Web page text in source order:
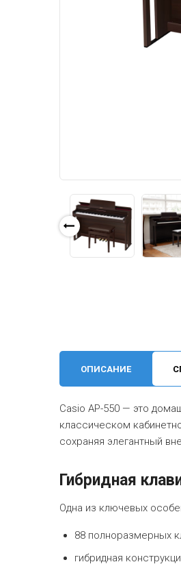
ОПИСАНИЕ
Casio AP-550 — это
классическом
сохраняя элегантный
Гибридная
Одна из ключевых
88 полноразмерных
гибридная